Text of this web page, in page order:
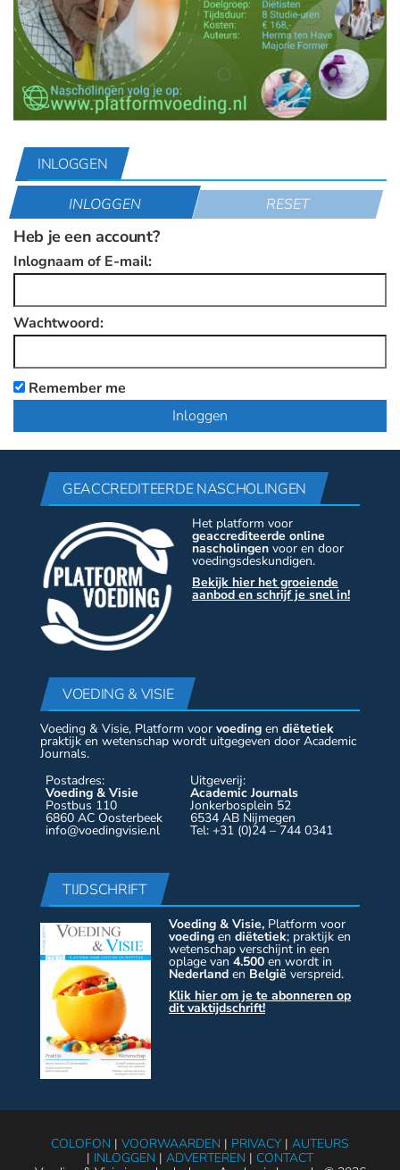
INLOGGEN
INLOGGEN RESET
Heb je een account?
Inlognaam of E-mail:
Wachtwoord:
Remember me
GEACCREDITEERDE NASCHOLINGEN
Het platform voor
geaccrediteerde online
nascholingen voor en door
voedingsdeskundigen.
Bekijk hier het groeiende
aanbod en schrijf je snel in!
VOEDING & VISIE
Voeding & Visie, Platform voor voeding en diëtetiek
praktijk en wetenschap wordt uitgegeven door Academic
Journals.
Postadres:
Voeding & Visie
Postbus 110
6860 AC Oosterbeek
info@voedingvisie.nl
Uitgeverij:
Academic Journals
Jonkerbosplein 52
6534 AB Nijmegen
Tel: +31 (0)24 – 744 0341
TIJDSCHRIFT
Voeding & Visie, Platform voor
voeding en diëtetiek; praktijk en
wetenschap verschijnt in een
oplage van4.500 en wordt in
Nederland en België verspreid.
Klik hier om je te abonneren op
dit vaktijdschrift!
COLOFON | VOORWAARDEN | PRIVACY | AUTEURS
| INLOGGEN | ADVERTEREN | CONTACT